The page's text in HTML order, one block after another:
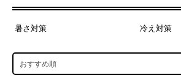
暑さ対策 冷え対策